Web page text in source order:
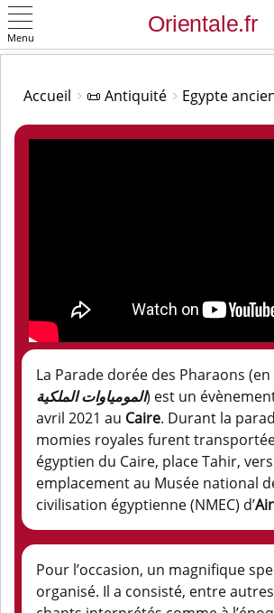
Menu
Accueil 📜 Antiquité Egypte
La Parade dorée des Pharaons (en
المومياوات الملكية) est un
avril 2021 au Caire. Durant la
momies royales furent
égyptien du Caire, place Tahir,
emplacement au Musée national
civilisation égyptienne (NMEC) d’
Pour l’occasion, un magnifique
organisé. Il a consisté, entre